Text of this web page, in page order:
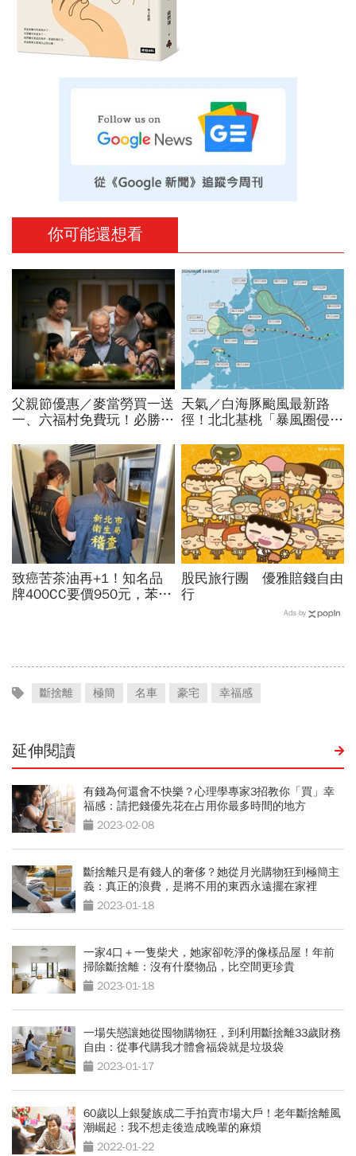
你可能還想看
父親節優惠／麥當勞買一送
一、六福村免費玩！必勝
家速食餐飲飯店好康必收
天氣／白海豚颱風最新路
徑！北北基桃「暴風圈侵襲
長、三颱怎麼走，10日報
先看
致癌苦茶油再+1！知名品
牌400CC要價950元，苯駢
股民旅行團 優雅賠錢自由
行
Ads by
斷捨離 極簡 名車 豪宅 幸福感
延伸閱讀
有錢為何還會不快樂？心理學專家3招教你「買」幸
福感：請把錢優先花在占用你最多時間的地方
2023-02-08
斷捨離只是有錢人的奢侈？她從月光購物狂到極簡主
義：真正的浪費，是將不用的東西永遠擺在家裡
2023-01-18
一家4口＋一隻柴犬，她家卻乾淨的像樣品屋！年前
掃除斷捨離：沒有什麼物品，比空間更珍貴
2023-01-18
一場失戀讓她從囤物購物狂，到利用斷捨離33歲財務
自由：從事代購我才體會福袋就是垃圾袋
2023-01-17
60歲以上銀髮族成二手拍賣市場大戶！老年斷捨離風
潮崛起：我不想走後造成晚輩的麻煩
2022-01-22